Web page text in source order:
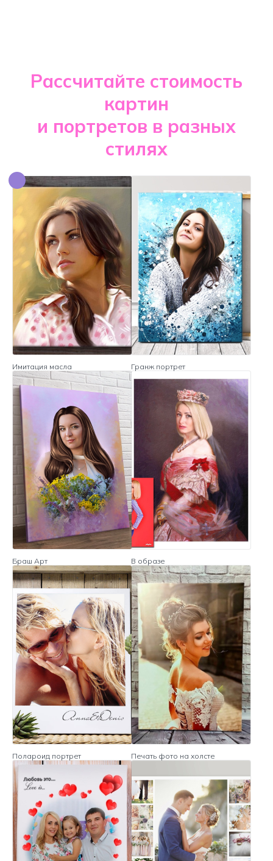
Рассчитайте стоимость
картин
и портретов в разных
стилях
Имитация масла Гранж портрет
Браш Арт В образе
Полароид портрет Печать фото на холсте